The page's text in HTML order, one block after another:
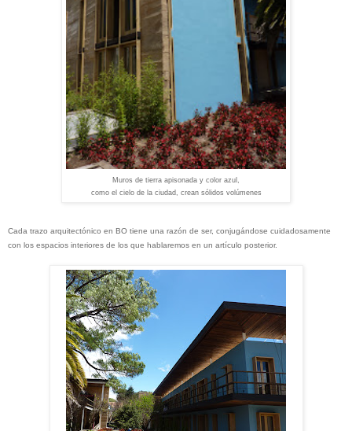
Muros de tierra apisonada y color azul,
como el cielo de la ciudad, crean sólidos volúmenes
Cada trazo arquitectónico en BO tiene una razón de ser, conjugándose cuidadosamente
con los espacios interiores de los que hablaremos en un artículo posterior.